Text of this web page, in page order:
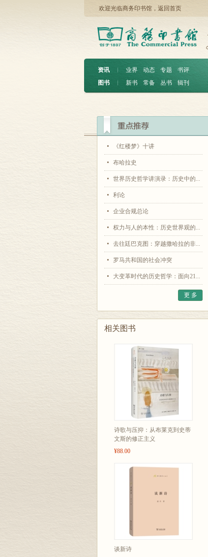
欢迎光临商务印书馆， 返回首页
资讯 ︱ 业界 动态 专题
书评
图书
︱ 新书 常备 丛书 辑刊
《红楼梦》十讲
布哈拉史
世界历史哲学讲演录：历史中的...
利论
企业合规总论
权力与人的本性：历史世界观的...
去往廷巴克图：穿越撒哈拉的非...
罗马共和国的社会冲突
大变革时代的历史哲学：面向21...
更 多
相关图书
诗歌与压抑：从布莱克到史蒂
文斯的修正主义
¥88.00
谈新诗